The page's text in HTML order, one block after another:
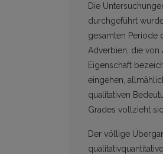
Die
durchgeführt
gesamten Periode
Adverbien, die von
Eigenschaft
eingehen,
qualitativen
Grades vollzieht
Der völlige